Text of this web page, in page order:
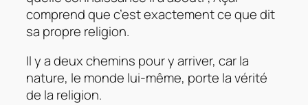
comprend que c’est exactement ce que dit
sa propre religion.
Il y a deux chemins pour y arriver, car la
nature, le monde lui-même, porte la vérité
de la religion.